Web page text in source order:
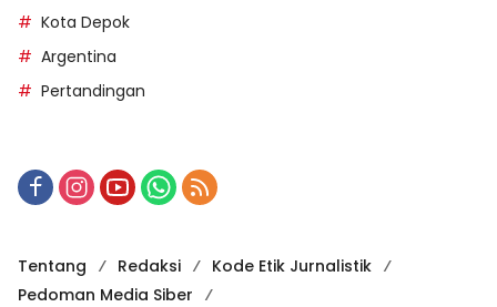
Kota Depok
Argentina
Pertandingan
Tentang Redaksi
Kode Etik Jurnalistik
Pedoman Media Siber